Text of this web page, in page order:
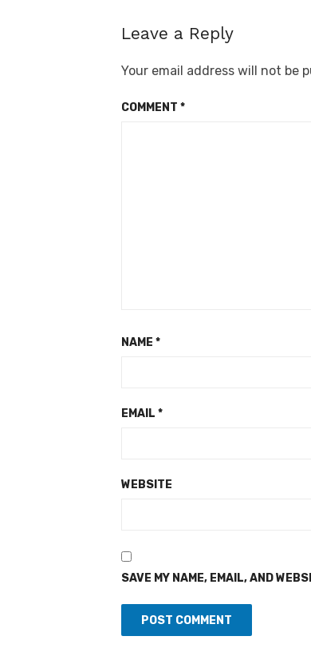
Leave a Reply
Your email address will not be
COMMENT *
NAME *
EMAIL *
WEBSITE
SAVE MY NAME, EMAIL, AND